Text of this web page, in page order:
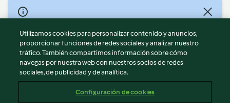
© Copyright 2026
Términos de uso
Política de privacidad
Aviso legal
Información legal
Utilizamos cookies para personalizar contenido y anuncios,
proporcionar funciones de redes sociales y analizar nuestro
tráfico. También compartimos información sobre cómo
navegas por nuestra web con nuestros socios de redes
sociales, de publicidad y de analítica.
Configuración de cookies